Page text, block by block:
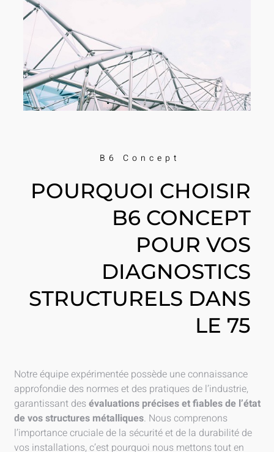
B6 Concept
POURQUOI CHOISIR
B6 CONCEPT
POUR VOS
DIAGNOSTICS
STRUCTURELS DANS
LE 75
Notre équipe expérimentée possède une connaissance
approfondie des normes et des pratiques de l’industrie,
garantissant desévaluations précises et fiables de l’état
de vos structures métalliques. Nous comprenons
l’importance cruciale de la sécurité et de la durabilité de
vos installations, c’est pourquoi nous mettons tout en